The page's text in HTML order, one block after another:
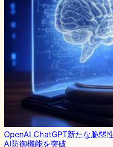
OpenAI ChatGPT新たな脆弱
AI防御機能を突破